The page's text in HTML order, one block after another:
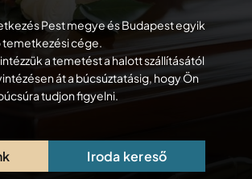
Koporsós temetés
kellékek
Hasznos információk
Pest megye és Budapest egyik
cége.
a temetést a halott szállításától
át a búcsúztatásig, hogy Ön
tudjon figyelni.
Iroda kereső